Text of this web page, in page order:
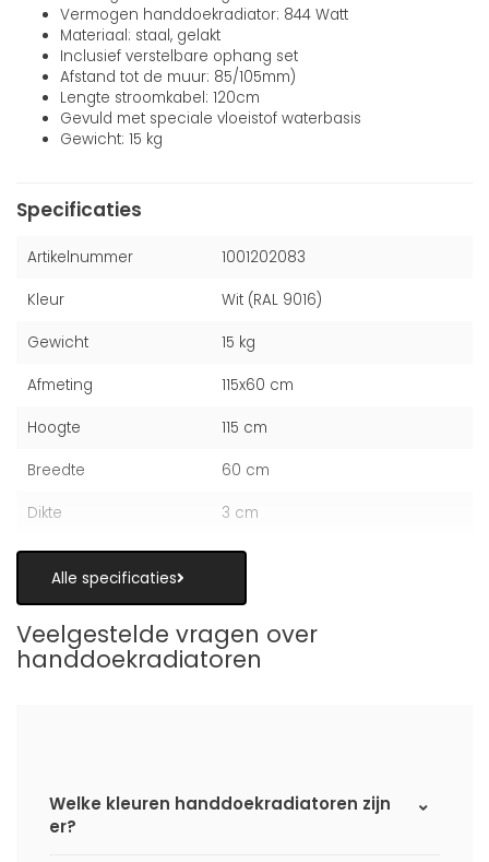
Vermogen handdoekradiator: 844 Watt
Materiaal: staal, gelakt
Inclusief verstelbare ophang set
Afstand tot de muur: 85/105mm)
Lengte stroomkabel: 120cm
Gevuld met speciale vloeistof waterbasis
Gewicht: 15 kg
Specificaties
Artikelnummer 1001202083
Kleur Wit (RAL 9016)
Gewicht 15 kg
Afmeting 115x60 cm
Hoogte 115 cm
Breedte 60 cm
Dikte 3 cm
Alle specificaties
Veelgestelde vragen over
handdoekradiatoren
Welke kleuren handdoekradiatoren zijn
er?